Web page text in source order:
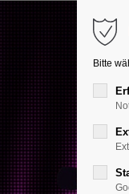
Login
Benutzername
Passwort
Bitte